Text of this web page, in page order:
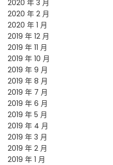
2020 年 3 月
2020 年 2 月
2020 年 1 月
2019 年 12 月
2019 年 11 月
2019 年 10 月
2019 年 9 月
2019 年 8 月
2019 年 7 月
2019 年 6 月
2019 年 5 月
2019 年 4 月
2019 年 3 月
2019 年 2 月
2019 年 1 月